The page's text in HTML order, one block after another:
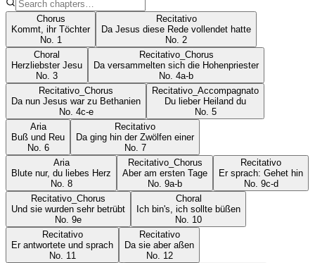
Chorus
Kommt, ihr Töchter
No. 1
Recitativo
Da Jesus diese Rede vollendet hatte
No. 2
Choral
Herzliebster Jesu
No. 3
Recitativo_Chorus
Da versammelten sich die Hohenpriester
No. 4a-b
Recitativo_Chorus
Da nun Jesus war zu Bethanien
No. 4c-e
Recitativo_Accompagnato
Du lieber Heiland du
No. 5
Aria
Buß und Reu
No. 6
Recitativo
Da ging hin der Zwölfen einer
No. 7
Aria
Blute nur, du liebes Herz
No. 8
Recitativo_Chorus
Aber am ersten Tage
No. 9a-b
Recitativo
Er sprach: Gehet hin
No. 9c-d
Recitativo_Chorus
Und sie wurden sehr betrübt
No. 9e
Choral
Ich bin's, ich sollte büßen
No. 10
Recitativo
Er antwortete und sprach
No. 11
Recitativo
Da sie aber aßen
No. 12